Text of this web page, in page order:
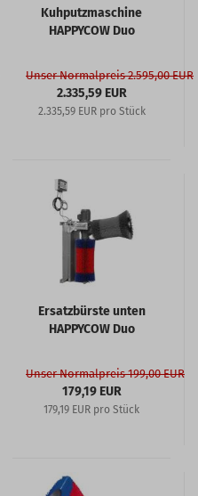
Kuhputzmaschine
HAPPYCOW Duo
Unser Normalpreis 2.595,00 EUR
2.335,59 EUR
2.335,59 EUR pro Stück
Ersatzbürste unten
HAPPYCOW Duo
Unser Normalpreis 199,00 EUR
179,19 EUR
179,19 EUR pro Stück